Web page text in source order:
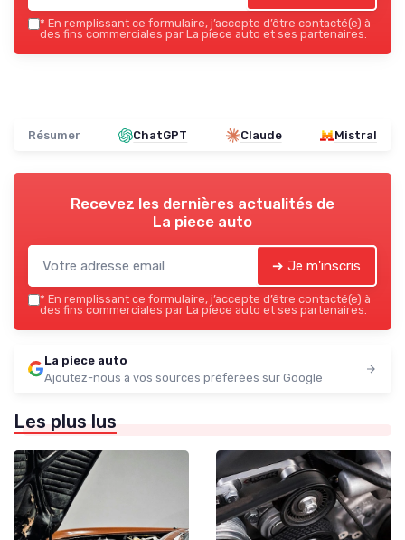
* En remplissant ce formulaire, j’accepte d’être contacté(e) à
des fins commerciales par La piece auto et ses partenaires.
Résumer ChatGPT Claude Mistral
Recevez les dernières actualités de
La piece auto
➔ Je m'inscris
* En remplissant ce formulaire, j’accepte d’être contacté(e) à
des fins commerciales par La piece auto et ses partenaires.
La piece auto
Ajoutez-nous à vos sources préférées sur Google
Les plus lus